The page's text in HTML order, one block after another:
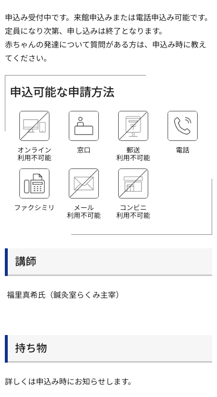
申込み受付中です。来館申込みまたは電話申込み可能です。
定員になり次第、申し込みは終了となります。
赤ちゃんの発達について質問がある方は、申込み時に教え
てください。
申込可能な申請方法
オンライン
利用不可能
窓口
郵送
利用不可能
電話
ファクシミリ
メール
利用不可能
コンビニ
利用不可能
講師
福里真希氏（鍼灸室らくみ主宰）
持ち物
詳しくは申込み時にお知らせします。